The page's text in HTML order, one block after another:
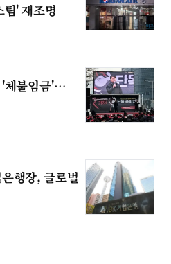
팀' 재조명
'체불임금'…
행장, 글로벌